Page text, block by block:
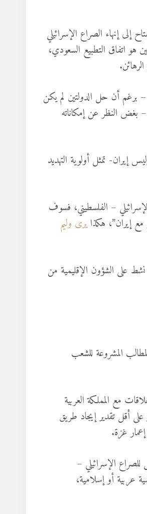
إلى إنهاء الصراع الإسرائيلي
هو اتفاق التطبيع السعودي،
– برغم أن حل الدولتين لم يكن
بغض النظر عن إمكاناته
تمثل أولوية التهديد
– الفلسطيني، فسوف
إيران”، هكذايرى وليم
على الشؤون الإقليمية من
المشروعة للشعب
مع المملكة العربية
أقل تقدير إيجاد طريق
غزة.
الإسرائيلي –
عربية أو إسلامية،